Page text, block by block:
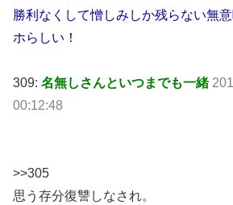
勝利なくして憎しみしか残らない無
ホらしい！
309: 名無しさんといつまでも一緒
00:12:48
>>305
思う存分復讐しなされ。